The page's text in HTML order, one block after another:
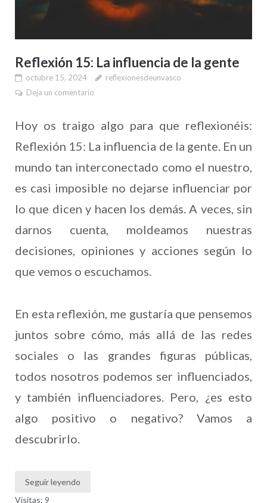
Reflexión 15: La influencia de la gente
octubre 15, 2024
reflexionesdeunvasco
Deja un comentario
Hoy os traigo algo para que reflexionéis:
Reflexión 15: La influencia de la gente. En un
mundo tan interconectado como el nuestro,
es casi imposible no dejarse influenciar por
lo que dicen y hacen los demás. A veces, sin
darnos cuenta, moldeamos nuestras
decisiones, opiniones y acciones según lo
que vemos o escuchamos.
En esta reflexión, me gustaría que pensemos
juntos sobre cómo, más allá de las redes
sociales o las grandes figuras públicas,
todos nosotros podemos ser influenciados,
y también influenciadores. Pero, ¿es esto
algo positivo o negativo? Vamos a
descubrirlo.
Seguir leyendo
Visitas: 9